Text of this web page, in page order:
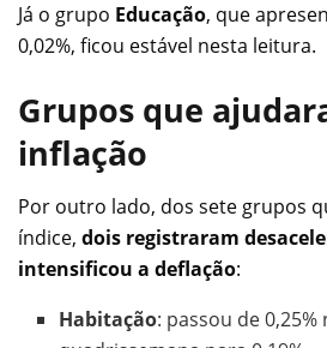
Já o grupo Educação, que
0,02%, ficou estável nesta leitura.
Grupos que
inflação
Por outro lado, dos sete grupos
índice, dois registraram
intensificou a deflação:
Habitação: passou de 0,25%